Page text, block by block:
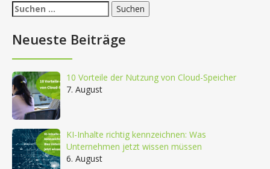
Suchen
nach:
Neueste Beiträge
10 Vorteile der Nutzung von Cloud-Speicher
7. August
KI-Inhalte richtig kennzeichnen: Was
Unternehmen jetzt wissen müssen
6. August